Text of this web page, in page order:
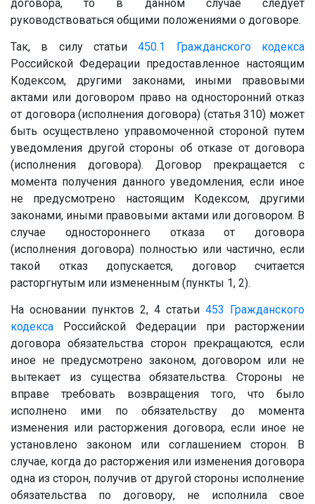
договора, то в данном случае следует
руководствоваться общими положениями о договоре.
Так, в силу статьи450.1
Гражданского кодекса
Российской Федерации предоставленное настоящим
Кодексом, другими законами, иными правовыми
актами или договором право на односторонний отказ
от договора (исполнения договора) (статья 310) может
быть осуществлено управомоченной стороной путем
уведомления другой стороны об отказе от договора
(исполнения договора). Договор прекращается с
момента получения данного уведомления, если иное
не предусмотрено настоящим Кодексом, другими
законами, иными правовыми актами или договором. В
случае одностороннего отказа от договора
(исполнения договора) полностью или частично, если
такой отказ допускается, договор считается
расторгнутым или измененным (пункты 1, 2).
На основании пунктов 2, 4 статьи 453 Гражданского
кодекса Российской Федерации при расторжении
договора обязательства сторон прекращаются, если
иное не предусмотрено законом, договором или не
вытекает из существа обязательства. Стороны не
вправе требовать возвращения того, что было
исполнено ими по обязательству до момента
изменения или расторжения договора, если иное не
установлено законом или соглашением сторон. В
случае, когда до расторжения или изменения договора
одна из сторон, получив от другой стороны исполнение
обязательства по договору, не исполнила свое